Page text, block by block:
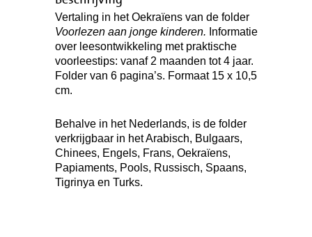
Vertaling in het Oekraïens van de folder
Voorlezen aan jonge kinderen. Informatie
over leesontwikkeling met praktische
voorleestips: vanaf 2 maanden tot 4 jaar.
Folder van 6 pagina’s. Formaat 15 x 10,5
cm.
Behalve in het Nederlands, is de folder
verkrijgbaar in het Arabisch, Bulgaars,
Chinees, Engels, Frans, Oekraïens,
Papiaments, Pools, Russisch, Spaans,
Tigrinya en Turks.